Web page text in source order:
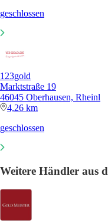
geschlossen
123gold
Marktstraße 19
46045 Oberhausen, Rheinl
4,26 km
geschlossen
Weitere Händler aus